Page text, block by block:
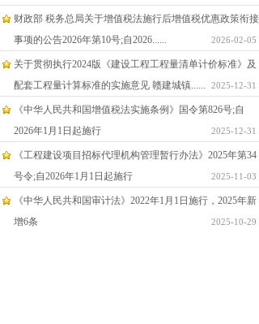
财政部 税务总局关于增值税法施行后增值税优惠政策衔接
事项的公告2026年第10号;自2026......
2026-02-05
关于贯彻执行2024版《建设工程工程量清单计价标准》及
配套工程量计算标准的实施意见 赣建城镇......
2025-12-31
《中华人民共和国增值税法实施条例》国令第826号;自
2026年1月1日起施行
2025-12-31
《工程建设项目招标代理机构管理暂行办法》2025年第34
号令;自2026年1月1日起施行
2025-11-03
《中华人民共和国审计法》2022年1月1日施行，2025年新
增6条
2025-10-29